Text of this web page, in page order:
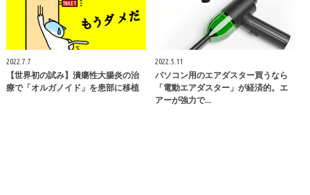
2022.7.7
【世界初の試み】潰瘍性大腸炎の治
療で「オルガノイド」を患部に移植
2022.5.11
パソコン用のエアダスター買うなら
「電動エアダスター」が経済的。エ
アーが強力で…